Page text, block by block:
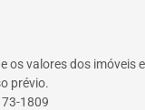
os valores dos imóveis
prévio.
1809